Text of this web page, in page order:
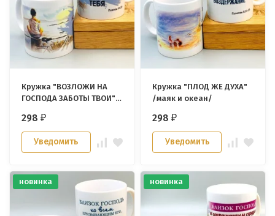
Кружка "ВОЗЛОЖИ НА
ГОСПОДА ЗАБОТЫ ТВОИ" /
298₽
Уведомить
Кружка "ПЛОД ЖЕ ДУХА"
/маяк и океан/
298₽
Уведомить
новинка новинка